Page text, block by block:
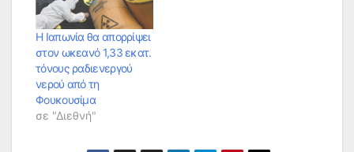
Η Ιαπωνία θα απορρίψει
στον ωκεανό 1,33 εκατ.
τόνους ραδιενεργού
νερού από τη
Φουκουσίμα
σε "Διεθνή"